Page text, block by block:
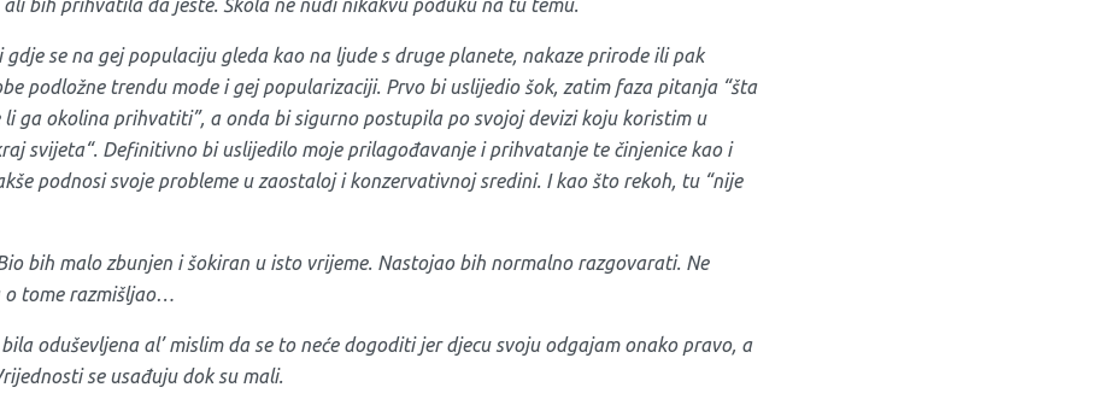
ali bih prihvatila da jeste. Škola ne nudi nikakvu poduku na tu temu.
gdje se na gej populaciju gleda kao na ljude s druge planete, nakaze prirode ili pak
podložne trendu mode i gej popularizaciji. Prvo bi uslijedio šok, zatim faza pitanja “šta
li ga okolina prihvatiti”, a onda bi sigurno postupila po svojoj devizi koju koristim u
svijeta“. Definitivno bi uslijedilo moje prilagođavanje i prihvatanje te činjenice kao i
podnosi svoje probleme u zaostaloj i konzervativnoj sredini. I kao što rekoh, tu “nije
bih malo zbunjen i šokiran u isto vrijeme. Nastojao bih normalno razgovarati. Ne
o tome razmišljao…
oduševljena al’ mislim da se to neće dogoditi jer djecu svoju odgajam onako pravo, a
se usađuju dok su mali.